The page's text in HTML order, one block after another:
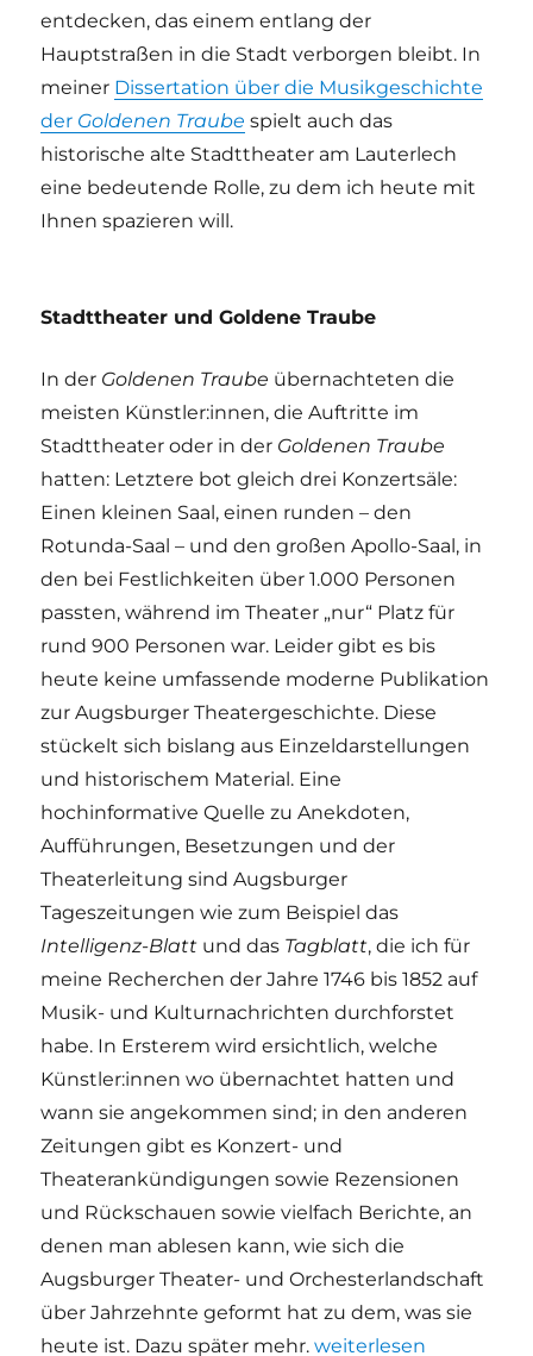
entdecken, das einem entlang der
Hauptstraßen in die Stadt verborgen bleibt. In
meiner Dissertation über die Musikgeschichte
der Goldenen Traube spielt auch das
historische alte Stadttheater am Lauterlech
eine bedeutende Rolle, zu dem ich heute mit
Ihnen spazieren will.
Stadttheater und Goldene Traube
In der Goldenen Traube übernachteten die
meisten Künstler:innen, die Auftritte im
Stadttheater oder in der Goldenen Traube
hatten: Letztere bot gleich drei Konzertsäle:
Einen kleinen Saal, einen runden – den
Rotunda-Saal – und den großen Apollo-Saal, in
den bei Festlichkeiten über 1.000 Personen
passten, während im Theater „nur“ Platz für
rund 900 Personen war. Leider gibt es bis
heute keine umfassende moderne Publikation
zur Augsburger Theatergeschichte. Diese
stückelt sich bislang aus Einzeldarstellungen
und historischem Material. Eine
hochinformative Quelle zu Anekdoten,
Aufführungen, Besetzungen und der
Theaterleitung sind Augsburger
Tageszeitungen wie zum Beispiel das
Intelligenz-Blatt und das Tagblatt, die ich für
meine Recherchen der Jahre 1746 bis 1852 auf
Musik- und Kulturnachrichten durchforstet
habe. In Ersterem wird ersichtlich, welche
Künstler:innen wo übernachtet hatten und
wann sie angekommen sind; in den anderen
Zeitungen gibt es Konzert- und
Theaterankündigungen sowie Rezensionen
und Rückschauen sowie vielfach Berichte, an
denen man ablesen kann, wie sich die
Augsburger Theater- und Orchesterlandschaft
über Jahrzehnte geformt hat zu dem, was sie
heute ist. Dazu später mehr.„Grenzgänge – Wege
weiterlesen